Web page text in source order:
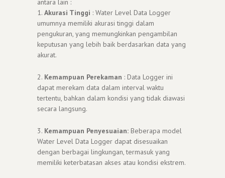
antara lain :
1. Akurasi Tinggi : Water Level Data Logger
umumnya memiliki akurasi tinggi dalam
pengukuran, yang memungkinkan pengambilan
keputusan yang lebih baik berdasarkan data yang
akurat.
2. Kemampuan Perekaman : Data Logger ini
dapat merekam data dalam interval waktu
tertentu, bahkan dalam kondisi yang tidak diawasi
secara langsung.
3. Kemampuan Penyesuaian: Beberapa model
Water Level Data Logger dapat disesuaikan
dengan berbagai lingkungan, termasuk yang
memiliki keterbatasan akses atau kondisi ekstrem.